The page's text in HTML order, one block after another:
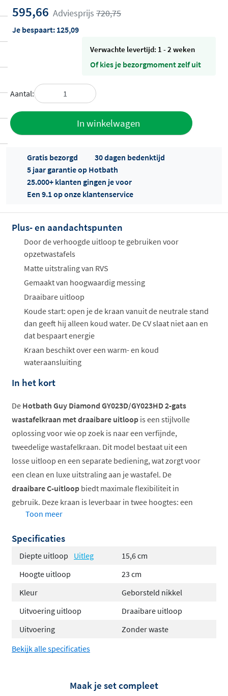
595,66 Adviesprijs 720,75
Je bespaart: 125,09
Verwachte levertijd: 1 - 2 weken
Of kies je bezorgmoment zelf uit
Aantal:
In winkelwagen
Offertes
ophalen...
Gratis bezorgd
30 dagen bedenktijd
5 jaar garantie op Hotbath
25.000+ klanten gingen je voor
Een 9.1 op onze klantenservice
Plus- en aandachtspunten
Door de verhoogde uitloop te gebruiken voor
opzetwastafels
Matte uitstraling van RVS
Gemaakt van hoogwaardig messing
Draaibare uitloop
Koude start: open je de kraan vanuit de neutrale stand
dan geeft hij alleen koud water. De CV slaat niet aan en
dat bespaart energie
Kraan beschikt over een warm- en koud
wateraansluiting
In het kort
De Hotbath Guy Diamond GY023D/GY023HD 2-gats
wastafelkraan met draaibare uitloop is een stijlvolle
oplossing voor wie op zoek is naar een verfijnde,
tweedelige wastafelkraan. Dit model bestaat uit een
losse uitloop en een separate bediening, wat zorgt voor
een clean en luxe uitstraling aan je wastafel. De
draaibare C-uitloop biedt maximale flexibiliteit in
gebruik. Deze kraan is leverbaar in twee hoogtes: een
hoog model met 37,7 cm totale hoogte en 23 cm
cm totale hoogte en 15 cm uitloophoogte. Verkrijgbaar
in geborsteld nikkel, geborsteld zwart PVD, Tuscan
bronze en geborsteld messing PVD.
2-gats montage voor moderne uitstraling
Draaibare uitloop voor extra gebruiksgemak
Koude start functie voor energiebesparing
Hoogwaardig messing met PVD coating
Guy Diamond: Italiaanse verfijning in
Toon meer
Specificaties
Diepte uitloop Uitleg
15,6 cm
Hoogte uitloop
23 cm
Kleur
Geborsteld nikkel
Uitvoering uitloop
Draaibare uitloop
Uitvoering
Zonder waste
Bekijk alle specificaties
Maak je set compleet